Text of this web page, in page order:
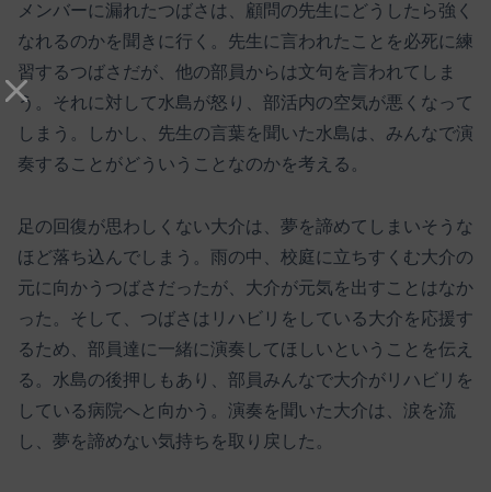
メンバーに漏れたつばさは、顧問の先生にどうしたら強く
なれるのかを聞きに行く。先生に言われたことを必死に練
習するつばさだが、他の部員からは文句を言われてしま
う。それに対して水島が怒り、部活内の空気が悪くなって
しまう。しかし、先生の言葉を聞いた水島は、みんなで演
奏することがどういうことなのかを考える。
足の回復が思わしくない大介は、夢を諦めてしまいそうな
ほど落ち込んでしまう。雨の中、校庭に立ちすくむ大介の
元に向かうつばさだったが、大介が元気を出すことはなか
った。そして、つばさはリハビリをしている大介を応援す
るため、部員達に一緒に演奏してほしいということを伝え
る。水島の後押しもあり、部員みんなで大介がリハビリを
している病院へと向かう。演奏を聞いた大介は、涙を流
し、夢を諦めない気持ちを取り戻した。